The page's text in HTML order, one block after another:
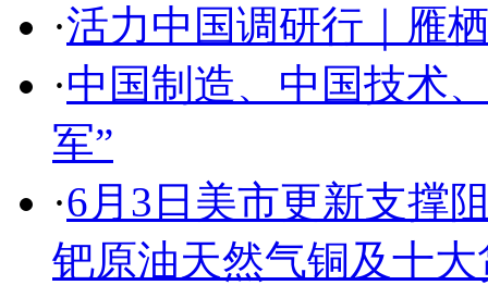
·活力中国调研行｜雁
·中国制造、中国技术
军”
·6月3日美市更新支撑
钯原油天然气铜及十